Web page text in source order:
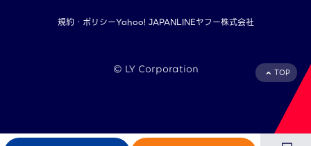
TOP
規約・ポリシーYahoo! JAPANLINEヤフー株式会社
©︎ LY Corporation